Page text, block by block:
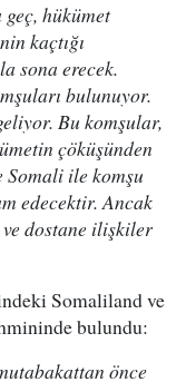
hükümet
kaçtığı
sona erecek.
bulunuyor.
Bu komşular,
çöküşünden
Somali ile komşu
edecektir. Ancak
dostane ilişkiler
Somaliland ve
bulundu:
önce